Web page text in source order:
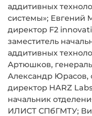
аддитивных
системы»; Евгений
директор F2
заместитель
аддитивных
Артюшков,
Александр Юрасов,
директор HARZ
начальник
ИЛИСТ СПбГМТУ;